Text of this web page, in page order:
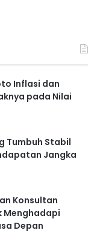
Inflasi dan
pada Nilai
Tumbuh Stabil
Jangka
Konsultan
Menghadapi
Depan